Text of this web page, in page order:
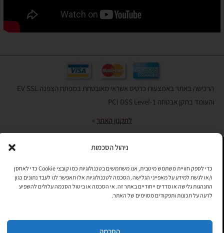
ניהול הסכמות
כדי לספק חוויית משתמש מיטבית, אנו משתמשים בטכנולוגיות כמו קובצי Cookie כדי לאחסן
ו/או לגשת למידע על מאפייני הגלישה. הסכמה לטכנולוגיות אלו תאפשר לנו לעבד נתונים כגון
התנהגות גלישה או מדדים ייחודיים באתר זה. אי הסכמה או ביטול הסכמה עלולים להשפיע
לרעה על תכונות ותפקודים מסוימים של האתר.
הסכמה
הרכישה באתר באמצעות כרטיס אשראי מאובטחת במפתח הצפנה EV SSL
והעומד בתקן אבטחה PCI DSS Level-1
לתקנון האתר»
תהיו בקשר
רוצים לקבל מידי פעם מידע? מקסימום פעם בחודש. בלי פרסומות ובלי
להטריד. רק טיפים לשימושכם, מידע על דברים חדשים בחנות, מבצעים
וכדומה. מוזמנים להקליד את כתובת המייל שלכם: